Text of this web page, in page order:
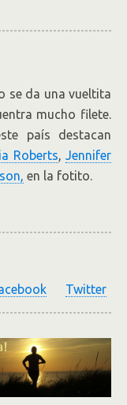
se da una vueltita
mucho filete.
país destacan
Roberts, Jennifer
en la fotito.
Twitter